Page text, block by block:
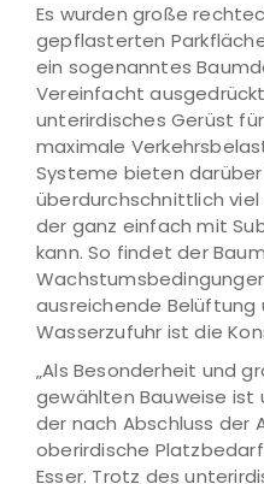
Es wurden große
gepflasterten
ein sogenanntes
Vereinfacht
unterirdisches Gerüst
maximale
Systeme bieten darüber
überdurchschnittlich
der ganz einfach mit
kann. So findet der
ausreichende
Wasserzufuhr ist die
„Als Besonderheit und
gewählten Bauweise ist
der nach Abschluss der
oberirdische
Esser. Trotz des